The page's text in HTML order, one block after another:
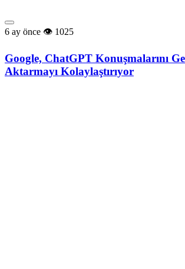
6 ay önce 1025
Google, ChatGPT Konuşmalarını
Aktarmayı Kolaylaştırıyor